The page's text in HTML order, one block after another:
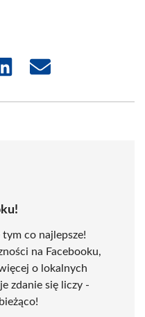
Share
Share
co najlepsze!
na Facebooku,
o lokalnych
zdanie się liczy -